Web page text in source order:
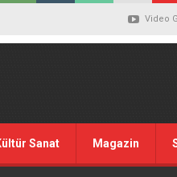
Video
Sanat Magazin